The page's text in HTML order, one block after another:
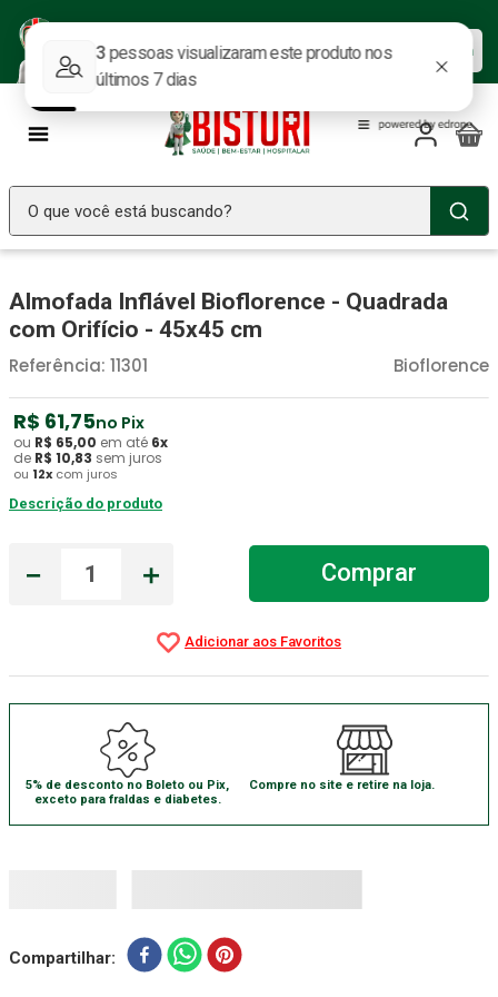
ofertas.
Baixar agora
O que você está buscando?
Almofada Inflável Bioflorence - Quadrada
com Orifício - 45x45 cm
Bioflorence
Referência: 11301
R$ 61,75no Pix
ou R$ 65,00 em até 6x
de R$ 10,83 sem juros
ou 12x com juros
Descrição do produto
＋
－ Comprar
5% de desconto no Boleto ou Pix,
exceto para fraldas e diabetes.
Compre no site e retire na loja.
Compartilhar
1º Seringa Insulina
2º Fralda Geriatrica
3 º Luva Latex
4º Littmann
5 º Absorvente Geriatrico
º Estetoscopio Littmann
Gaze Esteril